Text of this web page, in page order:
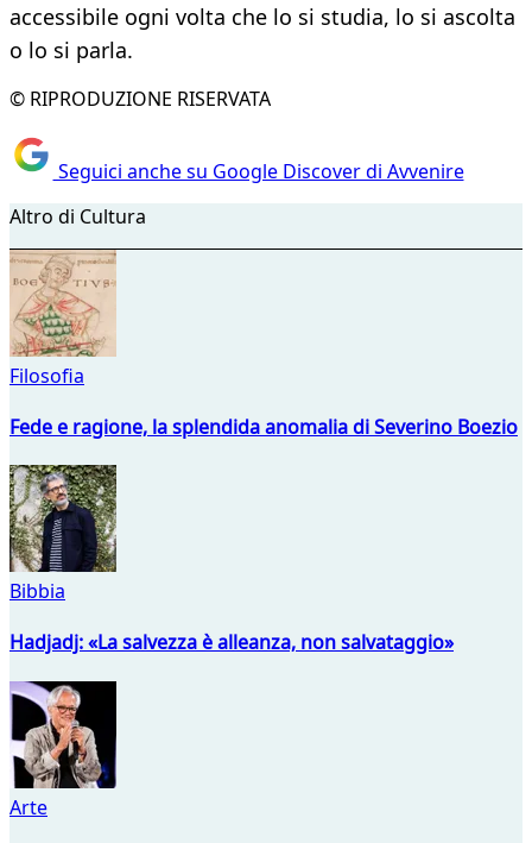
accessibile ogni volta che lo si studia, lo si ascolta
o lo si parla.
© RIPRODUZIONE RISERVATA
Seguici anche su Google Discover di Avvenire
Altro di Cultura
Filosofia
Fede e ragione, la splendida anomalia di Severino Boezio
Bibbia
Hadjadj: «La salvezza è alleanza, non salvataggio»
Arte